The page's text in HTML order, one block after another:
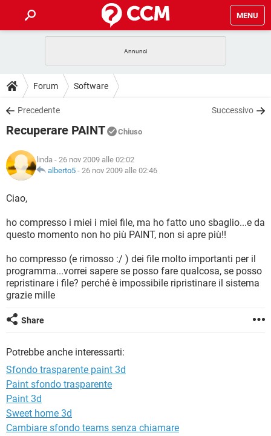
MENU
INTRATTENIMENTO
iOS
INSTAGRAM
TIKTOK
HARDWARE
GUIDE
COVID-19
INSTAGRAM
TIKTOK
HARDWARE
DOWNLOAD
COVID-19
INTRATTENIMENTO
iOS WINDOWS 10
INSTAGRAM
HARDWARE
FORUM
COVID-19
INTRATTENIMENTO
iOS
INSTAGRAM WHATSAPP
HARDWARE
GLOSSARIO
COVID-19
iOS WINDOWS 10
WHATSAPP
TIKTOK FACEBOOK
HARDWARE
Forum Software
Precedente Successivo
Recuperare PAINT Chiuso
linda - 26 nov 2009 alle 02:02
alberto5 - 26 nov 2009 alle 02:46
Ciao,
ho compresso i miei i miei file, ma ho fatto uno sbaglio...e da
questo momento non ho più PAINT, non si apre più!!
ho compresso (e rimosso :/ ) dei file molto importanti per il
programma...vorrei sapere se posso fare qualcosa, se posso
repristinare i file? perché è impossibile ripristinare il sistema
grazie mille
Share
Potrebbe anche interessarti:
Sfondo trasparente paint 3d
Paint sfondo trasparente
Paint 3d
Sweet home 3d
Cambiare sfondo teams senza chiamare